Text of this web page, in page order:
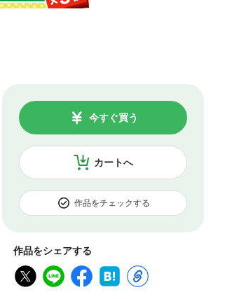
カートへ
今すぐ買う
作品をチェックする
作品をシェアする